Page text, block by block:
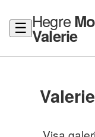
☰ Hegre
Valerie